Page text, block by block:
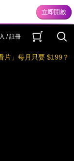
/ 註冊
片」每月只要 $199？